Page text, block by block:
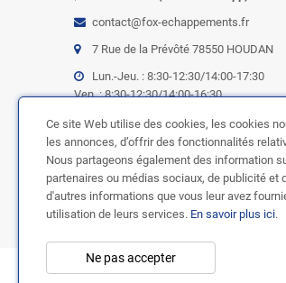
contact@fox-echappements.fr
7 Rue de la Prévôté 78550 HOUDAN
Lun.-Jeu. : 8:30-12:30/14:00-17:30
Ven. : 8:30-12:30/14:00-16:30
NOUS SUIVRE
Facebook Twitter YouTube
Ce site Web utilise des cookies, les cookies
les annonces, d’offrir des fonctionnalités
Nous partageons également des information
partenaires ou médias sociaux, de publicité
d'autres informations que vous leur avez
utilisation de leurs services. En savoir plus ici.
Ne pas accepter